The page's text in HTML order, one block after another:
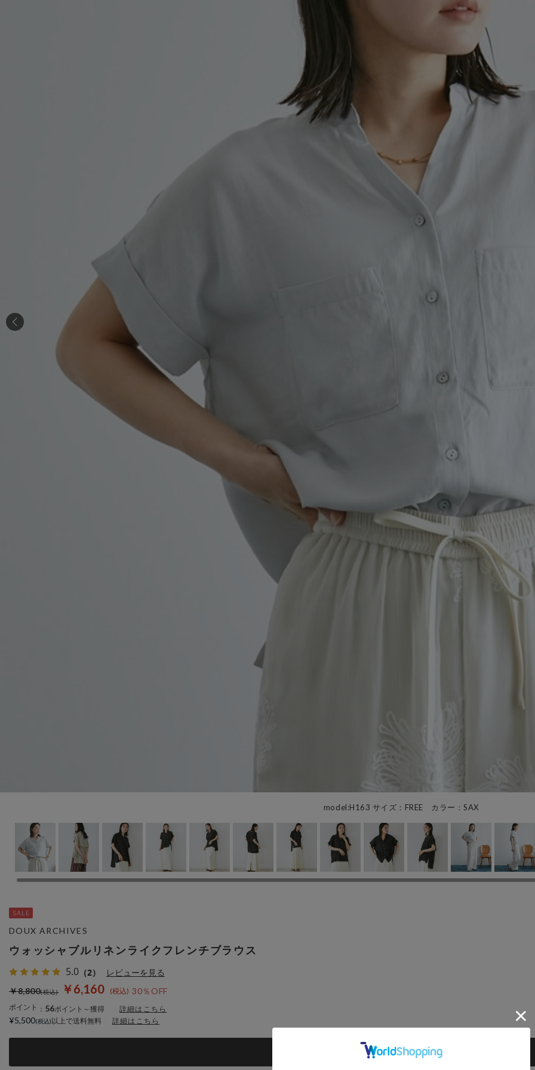
model:H163 サイズ：FREE カラー：SAX
ウォッシャブルリネンライクフレンチブラウス
5.0 （2） レビューを見る
￥6,160 30％OFF
￥8,800
ポイント ： 56ポイント～獲得 詳細はこちら
カートに入れる
DOUX ARCHIVES
¥5,500 以上で送料無料 詳細はこちら